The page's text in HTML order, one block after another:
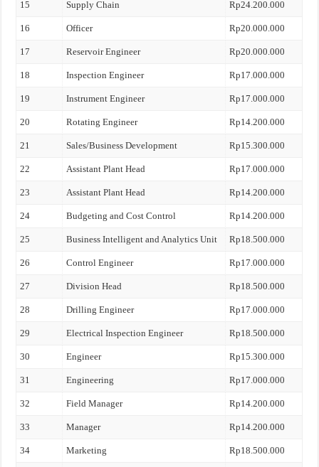
15 Supply Chain Rp24.200.000
16 Officer Rp20.000.000
17 Reservoir Engineer Rp20.000.000
18 Inspection Engineer Rp17.000.000
19 Instrument Engineer Rp17.000.000
20 Rotating Engineer Rp14.200.000
21 Sales/Business Development Rp15.300.000
22 Assistant Plant Head Rp17.000.000
23 Assistant Plant Head Rp14.200.000
24 Budgeting and Cost Control Rp14.200.000
25 Business Intelligent and Analytics Unit Rp18.500.000
26 Control Engineer Rp17.000.000
27 Division Head Rp18.500.000
28 Drilling Engineer Rp17.000.000
29 Electrical Inspection Engineer Rp18.500.000
30 Engineer Rp15.300.000
31 Engineering Rp17.000.000
32 Field Manager Rp14.200.000
33 Manager Rp14.200.000
34 Marketing Rp18.500.000